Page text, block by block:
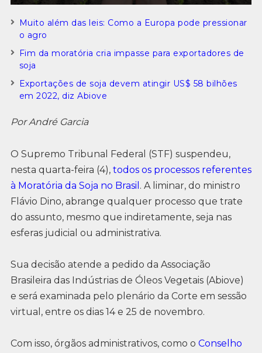
Muito além das leis: Como a Europa pode pressionar
o agro
Fim da moratória cria impasse para exportadores de
soja
Exportações de soja devem atingir US$ 58 bilhões
em 2022, diz Abiove
Por André Garcia
O Supremo Tribunal Federal (STF) suspendeu,
nesta quarta-feira (4),todos os processos referentes
à Moratória da Soja no Brasil . A liminar, do ministro
Flávio Dino, abrange qualquer processo que trate
do assunto, mesmo que indiretamente, seja nas
esferas judicial ou administrativa.
Sua decisão atende a pedido da Associação
Brasileira das Indústrias de Óleos Vegetais (Abiove)
e será examinada pelo plenário da Corte em sessão
virtual, entre os dias 14 e 25 de novembro.
Com isso, órgãos administrativos, como o Conselho